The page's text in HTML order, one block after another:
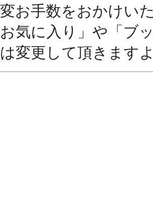
お手数をおかけい
お気に入り」や「ブ
変更して頂きます